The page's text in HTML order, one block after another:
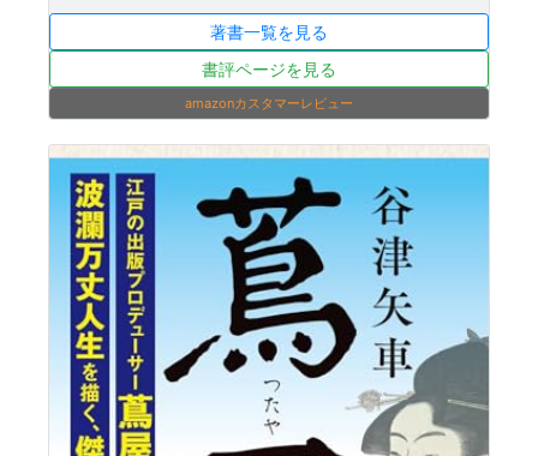
著書一覧を見る
書評ページを見る
amazonカスタマーレビュー